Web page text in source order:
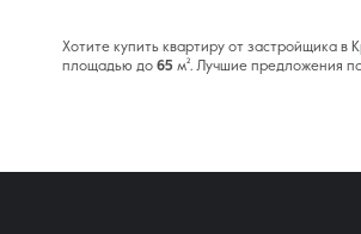
Хотите купить квартиру от застройщика
площадью до 65 м². Лучшие предложения